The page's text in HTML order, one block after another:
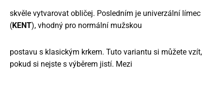
skvěle vytvarovat obličej. Posledním je univerzální límec
(KENT), vhodný pro normální mužskou
postavu s klasickým krkem. Tuto variantu si můžete vzít,
pokud si nejste s výběrem jistí. Mezi